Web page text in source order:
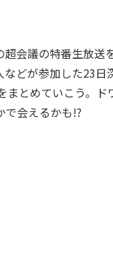
会議の特番生放送
どが参加した23日
まとめていこう。ド
で会えるかも!?